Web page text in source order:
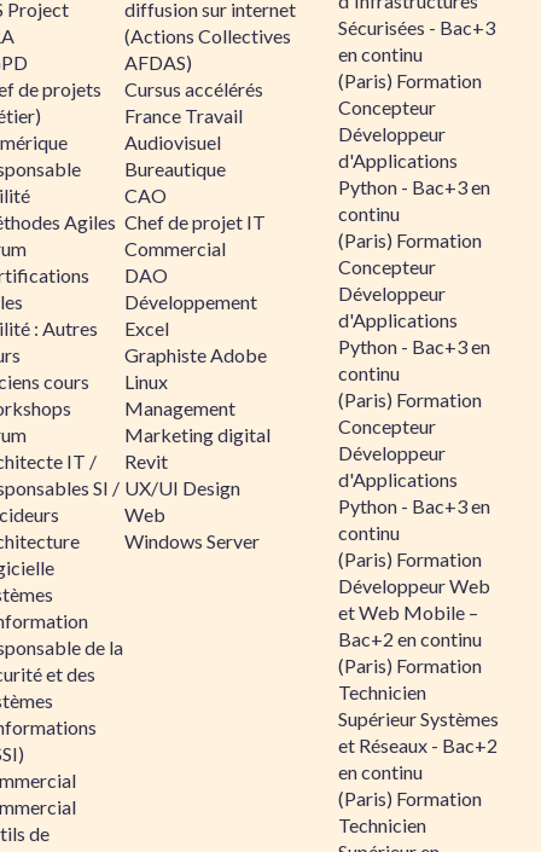
Project
de projets
Agiles
: Autres
cours
IT /
SI /
de la
et des
de
diffusion sur internet
(Actions Collectives
AFDAS)
Cursus accélérés
France Travail
Audiovisuel
Bureautique
CAO
Chef de projet IT
Commercial
DAO
Développement
Excel
Graphiste Adobe
Linux
Management
Marketing digital
Revit
UX/UI Design
Web
Windows Server
Sécurisées - Bac+3
en continu
(Paris) Formation
Concepteur
Développeur
d'Applications
Python - Bac+3 en
continu
(Paris) Formation
Concepteur
Développeur
d'Applications
Python - Bac+3 en
continu
(Paris) Formation
Concepteur
Développeur
d'Applications
Python - Bac+3 en
continu
(Paris) Formation
Développeur Web
et Web Mobile –
Bac+2 en continu
(Paris) Formation
Technicien
Supérieur Systèmes
et Réseaux - Bac+2
en continu
(Paris) Formation
Technicien